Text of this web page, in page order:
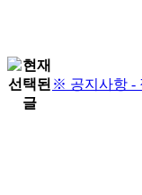
※ 공지사항 -